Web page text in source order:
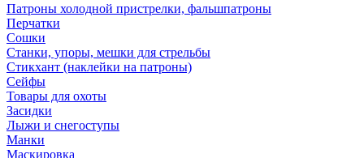
Патроны холодной пристрелки, фальшпатроны
Перчатки
Сошки
Станки, упоры, мешки для стрельбы
Стикхант (наклейки на патроны)
Сейфы
Товары для охоты
Засидки
Лыжи и снегоступы
Манки
Маскировка